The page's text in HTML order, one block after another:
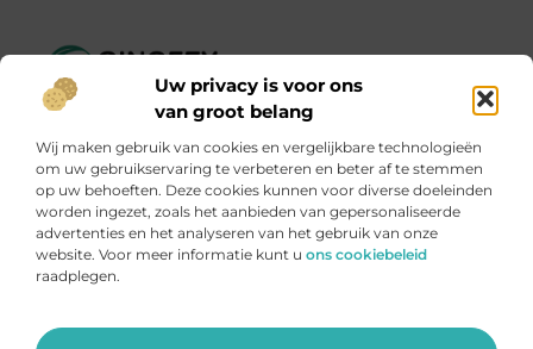
Uw privacy is voor ons
van groot belang
Wij maken gebruik van cookies en vergelijkbare technologieën
om uw gebruikservaring te verbeteren en beter af te stemmen
op uw behoeften. Deze cookies kunnen voor diverse doeleinden
worden ingezet, zoals het aanbieden van gepersonaliseerde
advertenties en het analyseren van het gebruik van onze
website. Voor meer informatie kunt u ons cookiebeleid
raadplegen.
Ginofey.nl – Van alledaags tot bijzonder, altijd iets te lezen!
Wij verzamelen blogs en artikelen over een grote
verscheidenheid aan onderwerpen, die alles uit het dagelijks
leven bestrijken.
Onze informatie